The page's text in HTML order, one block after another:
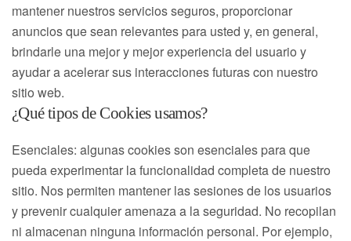
mantener nuestros servicios seguros, proporcionar
anuncios que sean relevantes para usted y, en general,
brindarle una mejor y mejor experiencia del usuario y
ayudar a acelerar sus interacciones futuras con nuestro
sitio web.
¿Qué tipos de Cookies usamos?
Esenciales: algunas cookies son esenciales para que
pueda experimentar la funcionalidad completa de nuestro
sitio. Nos permiten mantener las sesiones de los usuarios
y prevenir cualquier amenaza a la seguridad. No recopilan
ni almacenan ninguna información personal. Por ejemplo,